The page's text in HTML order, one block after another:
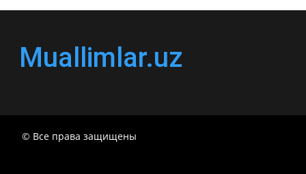
Muallimlar.uz
© Все права защищены